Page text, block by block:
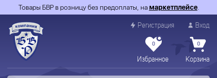
Товары БВР в розницу без предоплаты, намаркетплейсе.
Регистрация Вход
0
Избранное
0
Корзина